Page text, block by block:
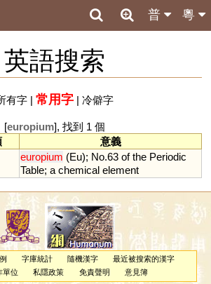
粵
普
英語搜索
有字| 常用字| 冷僻字
[europium], 找到 1 個
意義
europium (Eu); No.63 of the Periodic
Table; a chemical element
字庫統計 隨機漢字
最近被搜索的漢字
單位 私隱政策 免責聲明 意見簿